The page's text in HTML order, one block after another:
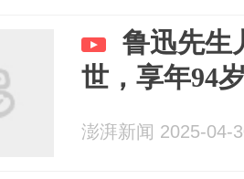
鲁迅先生
世，享年94
澎湃新闻 2025-04-